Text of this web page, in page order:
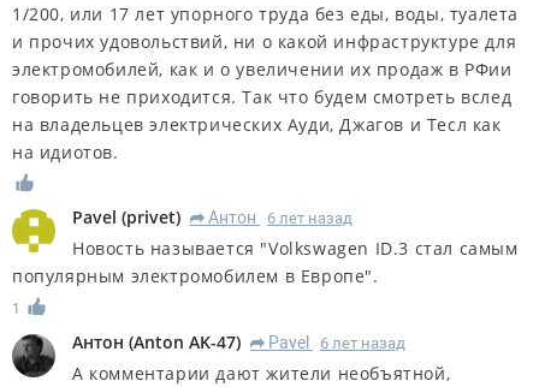
1/200, или 17 лет упорного труда без еды, воды, туалета
и прочих удовольствий, ни о какой инфраструктуре для
электромобилей, как и о увеличении их продаж в РФии
говорить не приходится. Так что будем смотреть вслед
на владельцев электрических Ауди, Джагов и Тесл как
на идиотов.
Pavel (privet) R Антон 6 лет назад
Новость называется "Volkswagen ID.3 стал самым
популярным электромобилем в Европе".
1
Антон (Anton AK-47) R Pavel 6 лет назад
А комментарии дают жители необъятной,